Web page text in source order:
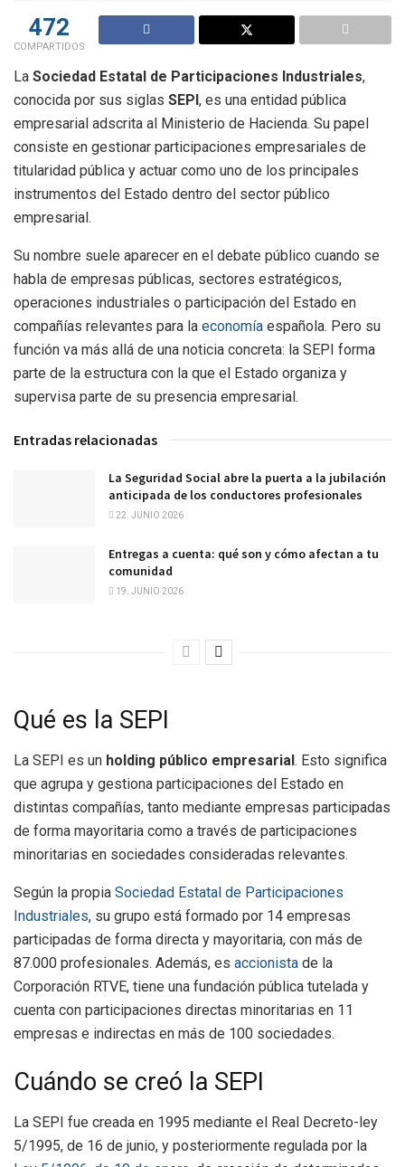
472
COMPARTIDOS
La Sociedad Estatal de Participaciones Industriales,
conocida por sus siglas SEPI, es una entidad pública
empresarial adscrita al Ministerio de Hacienda. Su papel
consiste en gestionar participaciones empresariales de
titularidad pública y actuar como uno de los principales
instrumentos del Estado dentro del sector público
empresarial.
Su nombre suele aparecer en el debate público cuando se
habla de empresas públicas, sectores estratégicos,
operaciones industriales o participación del Estado en
compañías relevantes para la economía española. Pero su
función va más allá de una noticia concreta: la SEPI forma
parte de la estructura con la que el Estado organiza y
supervisa parte de su presencia empresarial.
Entradas relacionadas
La Seguridad Social abre la puerta a la jubilación
anticipada de los conductores profesionales
22. JUNIO 2026
Entregas a cuenta: qué son y cómo afectan a tu
comunidad
19. JUNIO 2026
Qué es la SEPI
La SEPI es un holding público empresarial. Esto significa
que agrupa y gestiona participaciones del Estado en
distintas compañías, tanto mediante empresas participadas
de forma mayoritaria como a través de participaciones
minoritarias en sociedades consideradas relevantes.
Según la propia Sociedad Estatal de Participaciones
Industriales, su grupo está formado por 14 empresas
participadas de forma directa y mayoritaria, con más de
87.000 profesionales. Además, es accionista de la
Corporación RTVE, tiene una fundación pública tutelada y
cuenta con participaciones directas minoritarias en 11
empresas e indirectas en más de 100 sociedades.
Cuándo se creó la SEPI
La SEPI fue creada en 1995 mediante el Real Decreto-ley
5/1995, de 16 de junio, y posteriormente regulada por la